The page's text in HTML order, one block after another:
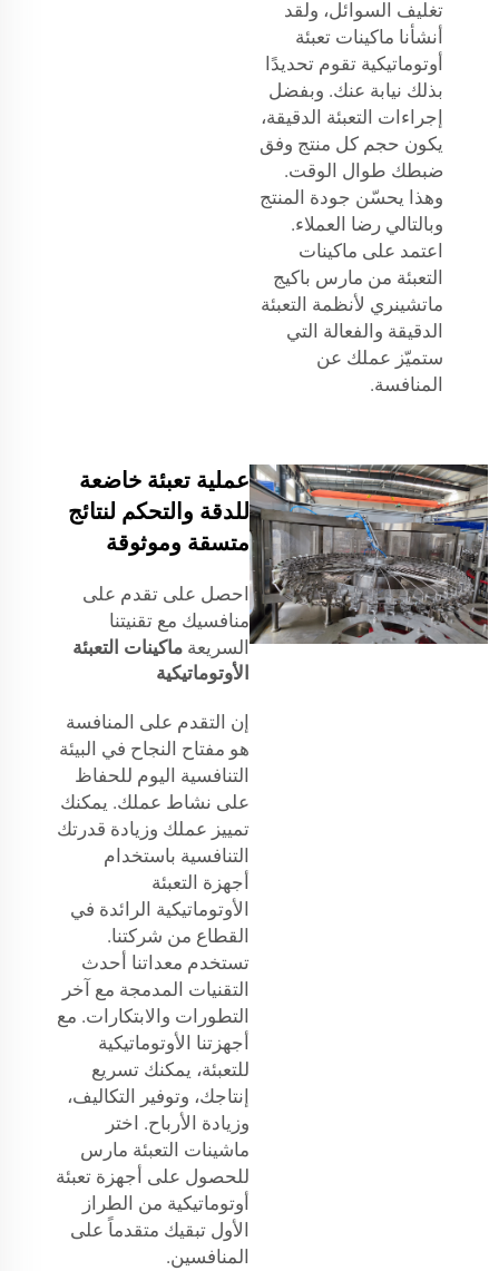
تغليف السوائل، ولقد
أنشأنا ماكينات تعبئة
أوتوماتيكية تقوم تحديدًا
بذلك نيابة عنك. وبفضل
إجراءات التعبئة الدقيقة،
يكون حجم كل منتج وفق
ضبطك طوال الوقت.
وهذا يحسّن جودة المنتج
وبالتالي رضا العملاء.
اعتمد على ماكينات
التعبئة من مارس باكيج
ماتشينري لأنظمة التعبئة
الدقيقة والفعالة التي
ستميّز عملك عن
المنافسة.
عملية تعبئة خاضعة
للدقة والتحكم لنتائج
متسقة وموثوقة
احصل على تقدم على
منافسيك مع تقنيتنا
السريعة ماكينات التعبئة
الأوتوماتيكية
إن التقدم على المنافسة
هو مفتاح النجاح في البيئة
التنافسية اليوم للحفاظ
على نشاط عملك. يمكنك
تمييز عملك وزيادة قدرتك
التنافسية باستخدام
أجهزة التعبئة
الأوتوماتيكية الرائدة في
القطاع من شركتنا.
تستخدم معداتنا أحدث
التقنيات المدمجة مع آخر
التطورات والابتكارات. مع
أجهزتنا الأوتوماتيكية
للتعبئة، يمكنك تسريع
إنتاجك، وتوفير التكاليف،
وزيادة الأرباح. اختر
ماشينات التعبئة مارس
للحصول على أجهزة تعبئة
أوتوماتيكية من الطراز
الأول تبقيك متقدماً على
المنافسين.